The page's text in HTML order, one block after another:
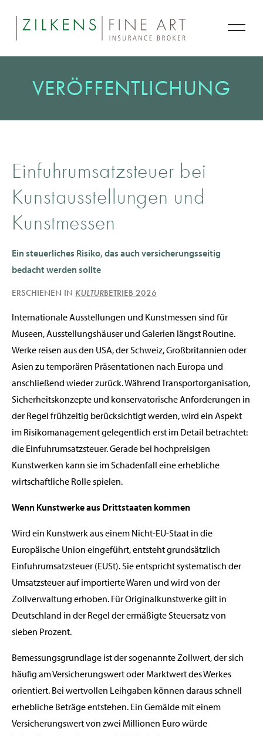
VERÖFFENTLICHUNG
Einfuhrumsatzsteuer bei
Kunstausstellungen und
Kunstmessen
Ein steuerliches Risiko, das auch versicherungsseitig
bedacht werden sollte
ERSCHIENEN IN KULTURBETRIEB 2026
Internationale Ausstellungen und Kunstmessen sind für
Museen, Ausstellungshäuser und Galerien längst Routine.
Werke reisen aus den USA, der Schweiz, Großbritannien oder
Asien zu temporären Präsentationen nach Europa und
anschließend wieder zurück. Während Transportorganisation,
Sicherheitskonzepte und konservatorische Anforderungen in
der Regel frühzeitig berücksichtigt werden, wird ein Aspekt
im Risikomanagement gelegentlich erst im Detail betrachtet:
die Einfuhrumsatzsteuer. Gerade bei hochpreisigen
Kunstwerken kann sie im Schadenfall eine erhebliche
wirtschaftliche Rolle spielen.
Wenn Kunstwerke aus Drittstaaten kommen
Wird ein Kunstwerk aus einem Nicht-EU-Staat in die
Europäische Union eingeführt, entsteht grundsätzlich
Einfuhrumsatzsteuer (EUSt). Sie entspricht systematisch der
Umsatzsteuer auf importierte Waren und wird von der
Zollverwaltung erhoben. Für Originalkunstwerke gilt in
Deutschland in der Regel der ermäßigte Steuersatz von
sieben Prozent.
Bemessungsgrundlage ist der sogenannte Zollwert, der sich
häufig am Versicherungswert oder Marktwert des Werkes
orientiert. Bei wertvollen Leihgaben können daraus schnell
erhebliche Beträge entstehen. Ein Gemälde mit einem
Versicherungswert von zwei Millionen Euro würde